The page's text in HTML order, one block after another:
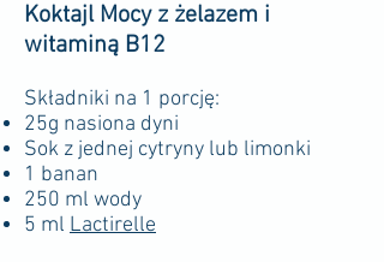
Koktajl Mocy z żelazem i
witaminą B12
Składniki na 1 porcję:
25g nasiona dyni
Sok z jednej cytryny lub limonki
1 banan
250 ml wody
5 ml Lactirelle